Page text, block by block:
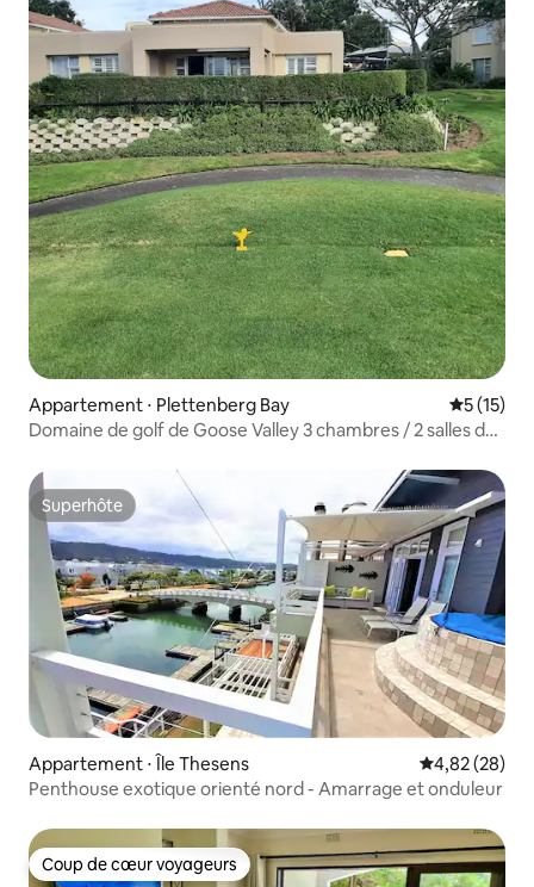
Appartement ⋅ Plettenberg Bay
5 (15)
Domaine de golf de Goose Valley 3 chambres / 2 salles de
Superhôte
Superhôte
Appartement ⋅ Île Thesens Évaluation
4,82 (28)
Penthouse exotique orienté nord - Amarrage et onduleur
Coup de cœur voyageurs
Coup de cœur voyageurs